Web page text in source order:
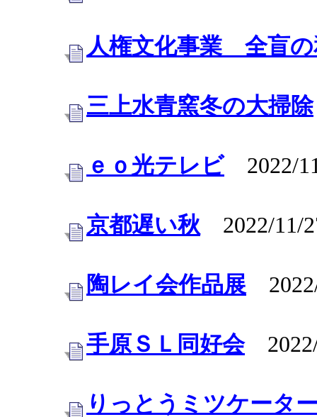
人権文化事業 全盲の
三上水青窯冬の大掃除
ｅｏ光テレビ2022/
京都遅い秋 2022/11/
陶レイ会作品展
手原ＳＬ同好会2022/
りっとうミツケータ